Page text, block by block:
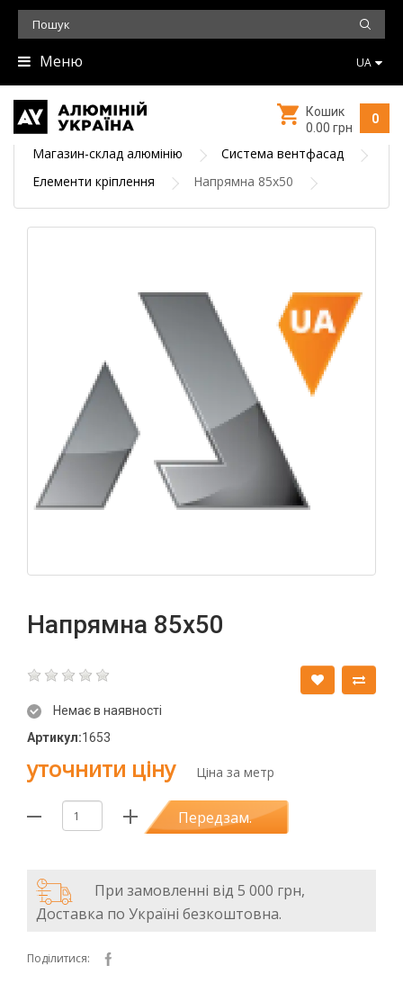
Меню UA
0
Кошик
0.00 грн
Магазин-склад алюмінію
Система вентфасад
Елементи кріплення
Напрямна 85х50
Напрямна 85х50
Немає в наявності
Артикул:1653
уточнити ціну Ціна за метр
Передзам.
При замовленні від 5 000 грн,
Доставка по Україні безкоштовна.
Поділитися: